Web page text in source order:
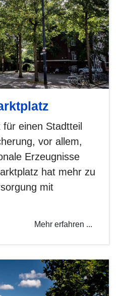
einen Stadtteil
vor allem,
Erzeugnisse
hat mehr zu
mit
Mehr erfahren ...